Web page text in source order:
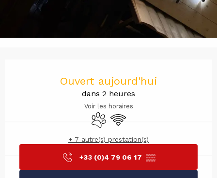
Ouvert aujourd'hui
dans 2 heures
Voir les horaires
Animaux acceptés
WiFi
+ 7 autre(s) prestation(s)
+33 (0)4 79 06 17 ▒▒